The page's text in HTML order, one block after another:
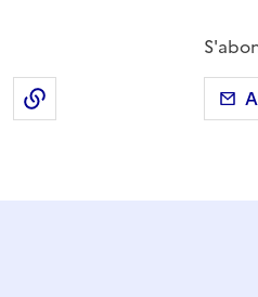
Twitter)
sur LinkedIn
Partager par emailCopier dans le presse-